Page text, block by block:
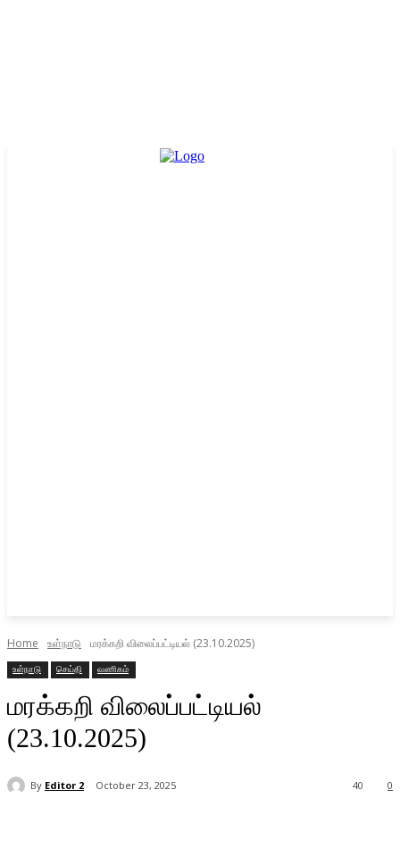
Home உள்நாடு மரக்கறி விலைப்பட்டியல் (23.10.2025)
உள்நாடு செய்தி வணிகம்
மரக்கறி விலைப்பட்டியல்
(23.10.2025)
By Editor 2 October 23, 2025 0
40